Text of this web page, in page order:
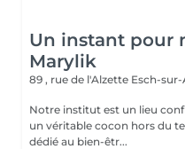
Un instant pour
Marylik
89 , rue de l'Alzette Esch-sur-
Notre institut est un lieu
un véritable cocon hors du
dédié au bien-êtr...